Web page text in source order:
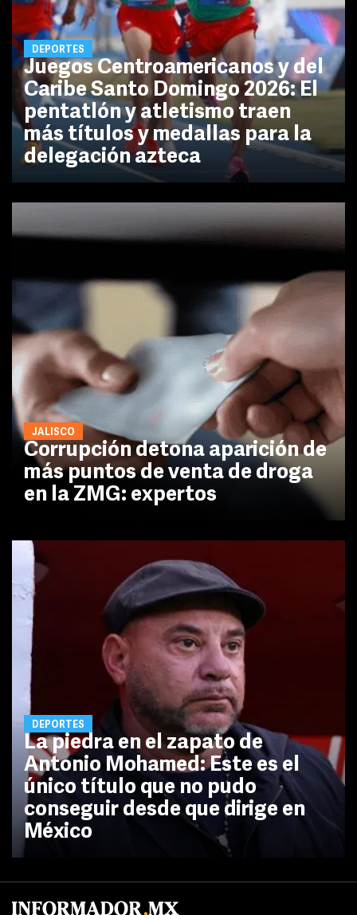
DEPORTES
Juegos Centroamericanos y del
Caribe Santo Domingo 2026: El
pentatlón y atletismo traen
más títulos y medallas para la
delegación azteca
JALISCO
Corrupción detona aparición de
más puntos de venta de droga
en la ZMG: expertos
DEPORTES
La piedra en el zapato de
Antonio Mohamed: Este es el
único título que no pudo
conseguir desde que dirige en
México